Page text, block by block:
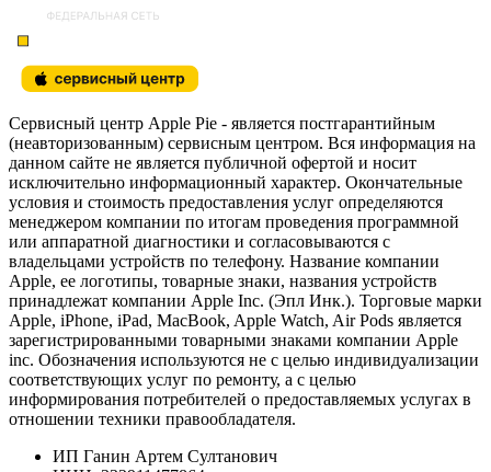
Сервисный центр Apple Pie - является постгарантийным
(неавторизованным) сервисным центром. Вся информация на
данном сайте не является публичной офертой и носит
исключительно информационный характер. Окончательные
условия и стоимость предоставления услуг определяются
менеджером компании по итогам проведения программной
или аппаратной диагностики и согласовываются с
владельцами устройств по телефону. Название компании
Apple, ее логотипы, товарные знаки, названия устройств
принадлежат компании Apple Inc. (Эпл Инк.). Торговые марки
Apple, iPhone, iPad, MacBook, Apple Watch, Air Pods является
зарегистрированными товарными знаками компании Apple
inc. Обозначения используются не с целью индивидуализации
соответствующих услуг по ремонту, а с целью
информирования потребителей о предоставляемых услугах в
отношении техники правообладателя.
ИП Ганин Артем Султанович